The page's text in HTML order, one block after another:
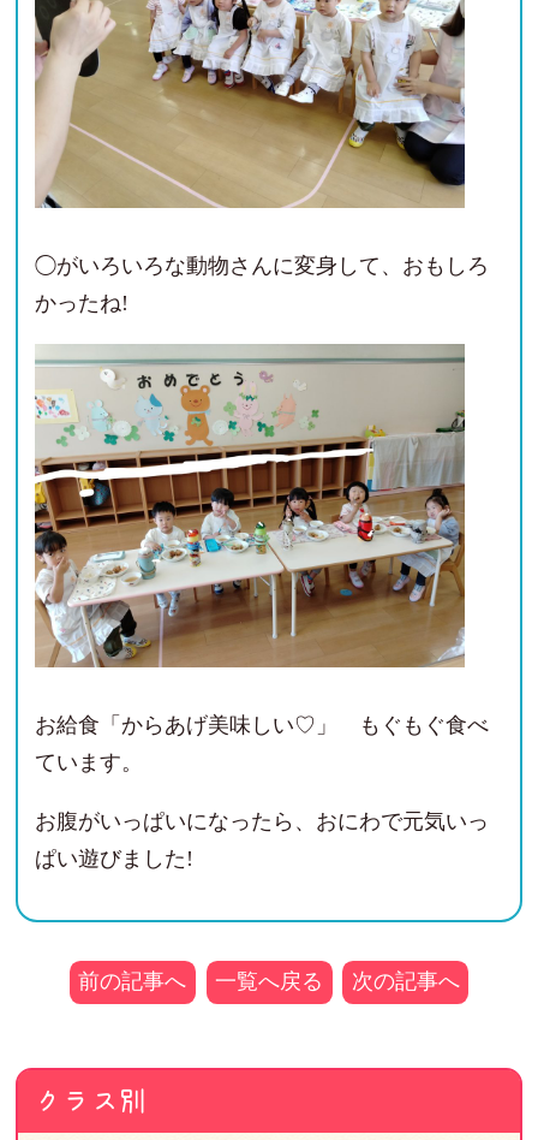
◯がいろいろな動物さんに変身して、おもしろ
かったね!
お給食「からあげ美味しい♡」 もぐもぐ食べ
ています。
お腹がいっぱいになったら、おにわで元気いっ
ぱい遊びました!
前の記事へ 一覧へ戻る 次の記事へ
クラス別